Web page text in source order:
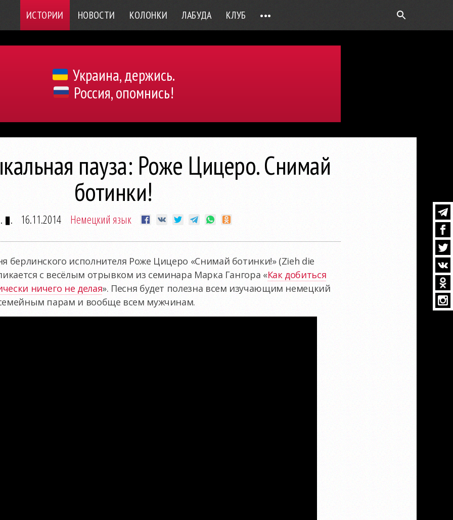
ИСТОРИИ НОВОСТИ КОЛОНКИ ЛАБУДА КЛУБ •••
DEUTSCH
Украина, держись.
Россия, опомнись!
пауза: Роже Цицеро. Снимай
ботинки!
▮. 16.11.2014 Немецкий язык
берлинского исполнителя Роже Цицеро «Снимай ботинки!» (Zieh die
с весёлым отрывком из семинара Марка Гангора «Как добиться
ничего не делая». Песня будет полезна всем изучающим немецкий
парам и вообще всем мужчинам.